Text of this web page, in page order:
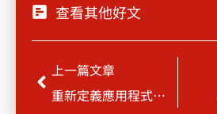
查看其他好文
Prev
上一篇文章
重新定義應用程式存取：管理現代工作團隊